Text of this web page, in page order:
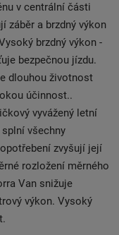
v centrální části
záběr a brzdný výkon
brzdný výkon -
bezpečnou jízdu.
dlouhou životnost
účinnost..
vyvážený letní
všechny
zvyšují její
rozložení měrného
Van snižuje
výkon. Vysoký